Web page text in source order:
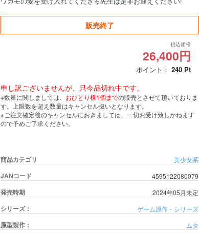
販売終了
税込価格
26,400円
ポイント： 240 Pt
申し訳ございませんが、只今品切れ中です。
※数量に関しましては、 おひとり様1個までの販売とさせて頂いておりま
す。上限数を超え数量はキャンセル扱いとなります。
※ご注文確定後のキャンセルにおきましては、一切お受け致しかねます
ので予めご了承ください。
商品カテゴリ 美少女系
JANコード 4595122080079
発売時期 2024年05月未定
シリーズ： ゲーム原作・シリーズ
原型製作： ムタ